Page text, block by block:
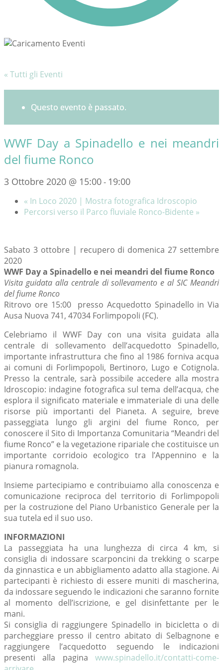
« Tutti gli Eventi
Questo evento è passato.
WWF Day a Spinadello e nei meandri
del fiume Ronco
3 Ottobre 2020 @ 15:00- 19:00
« In Loco 2020 | Mostra fotografica Idroscopio
Percorsi verso il Parco fluviale Ronco-Bidente »
Sabato 3 ottobre | recupero di domenica 27 settembre
2020
WWF Day a Spinadello e nei meandri del fiume Ronco
Visita guidata alla centrale di sollevamento e al SIC Meandri
del fiume Ronco
Ritrovo ore 15:00 presso Acquedotto Spinadello in Via
Ausa Nuova 741, 47034 Forlimpopoli (FC).
Celebriamo il WWF Day con una visita guidata alla
centrale di sollevamento dell’acquedotto Spinadello,
importante infrastruttura che fino al 1986 forniva acqua
ai comuni di Forlimpopoli, Bertinoro, Lugo e Cotignola.
Presso la centrale, sarà possibile accedere alla mostra
Idroscopio: indagine fotografica sul tema dell’acqua, che
esplora il significato materiale e immateriale di una delle
risorse più importanti del Pianeta. A seguire, breve
passeggiata lungo gli argini del fiume Ronco, per
conoscere il Sito di Importanza Comunitaria “Meandri del
fiume Ronco” e la vegetazione ripariale che costituisce un
importante corridoio ecologico tra l’Appennino e la
pianura romagnola.
Insieme partecipiamo e contribuiamo alla conoscenza e
comunicazione reciproca del territorio di Forlimpopoli
per la costruzione del Piano Urbanistico Generale per la
sua tutela ed il suo uso.
INFORMAZIONI
La passeggiata ha una lunghezza di circa 4 km, si
consiglia di indossare scarponcini da trekking o scarpe
da ginnastica e un abbigliamento adatto alla stagione. Ai
partecipanti è richiesto di essere muniti di mascherina,
da indossare seguendo le indicazioni che saranno fornite
al momento dell’iscrizione, e gel disinfettante per le
mani.
Si consiglia di raggiungere Spinadello in bicicletta o di
parcheggiare presso il centro abitato di Selbagnone e
raggiungere l’acquedotto seguendo le indicazioni
presenti alla pagina www.spinadello.it/contatti-come-